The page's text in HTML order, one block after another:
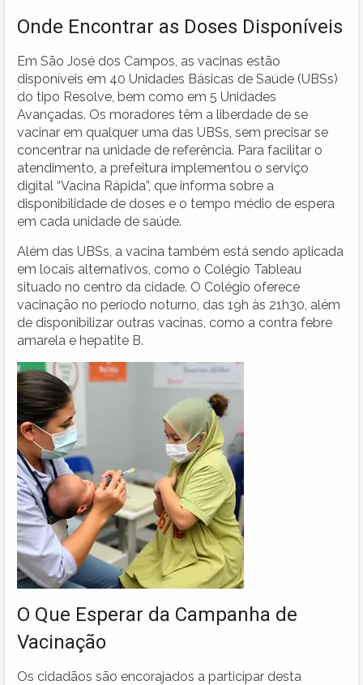
Onde Encontrar as Doses Disponíveis
Em São José dos Campos, as vacinas estão
disponíveis em 40 Unidades Básicas de Saúde (UBSs)
do tipo Resolve, bem como em 5 Unidades
Avançadas. Os moradores têm a liberdade de se
vacinar em qualquer uma das UBSs, sem precisar se
concentrar na unidade de referência. Para facilitar o
atendimento, a prefeitura implementou o serviço
digital “Vacina Rápida”, que informa sobre a
disponibilidade de doses e o tempo médio de espera
em cada unidade de saúde.
Além das UBSs, a vacina também está sendo aplicada
em locais alternativos, como o Colégio Tableau
situado no centro da cidade. O Colégio oferece
vacinação no período noturno, das 19h às 21h30, além
de disponibilizar outras vacinas, como a contra febre
amarela e hepatite B.
O Que Esperar da Campanha de
Vacinação
Os cidadãos são encorajados a participar desta